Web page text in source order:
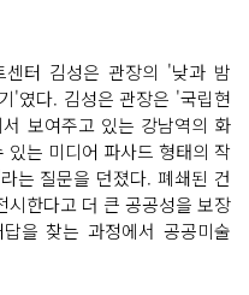
센터 김성은 관장의 '낮과 밤
'였다. 김성은 관장은 '국립현
보여주고 있는 강남역의 화
있는 미디어 파사드 형태의 작
는 질문을 던졌다. 폐쇄된 건
시한다고 더 큰 공공성을 보장
을 찾는 과정에서 공공미술